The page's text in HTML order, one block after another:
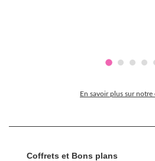
En savoir plus sur notre
Coffrets et Bons plans